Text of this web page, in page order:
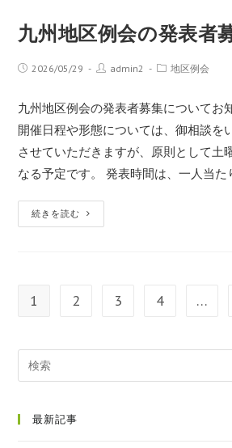
九州地区例会の発表者
2026/05/29 admin2 地区例会
九州地区例会の発表者募集についてお
開催日程や形態については、御相談を
させていただきますが、原則として土
なる予定です。 発表時間は、一人当た
続きを読む
1 2 3 4 …
最新記事